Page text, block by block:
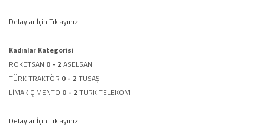
Detaylar İçin Tıklayınız.
Kadınlar Kategorisi
ROKETSAN 0 - 2 ASELSAN
TÜRK TRAKTÖR 0 - 2 TUSAŞ
LİMAK ÇİMENTO 0 - 2 TÜRK TELEKOM
Detaylar İçin Tıklayınız.